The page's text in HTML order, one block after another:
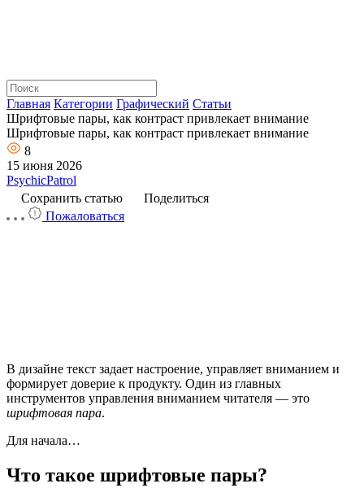
Главная Категории Графический Статьи
Шрифтовые пары, как контраст привлекает внимание
Шрифтовые пары, как контраст привлекает внимание
8
15 июня 2026
PsychicPatrol
Сохранить статью
Поделиться
Пожаловаться
В дизайне текст задает настроение, управляет вниманием и
формирует доверие к продукту. Один из главных
инструментов управления вниманием читателя — это
шрифтовая пара.
Для начала…
Что такое шрифтовые пары?